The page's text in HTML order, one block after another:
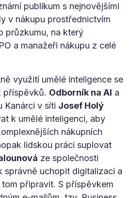
publikum s nejnovějšími
v nákupu prostřednictvím
průzkumu, na který
a manažeři nákupu z celé
využití umělé inteligence se
příspěvků. Odborník na AI a
Kanárci v síti Josef Holý
k umělé inteligenci, aby
nákupních
lidskou práci suplovat
ze společnosti
správně uchopit digitalizaci a
připravit. S příspěvkem